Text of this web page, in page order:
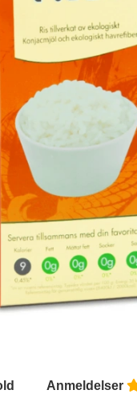
Anmeldelser